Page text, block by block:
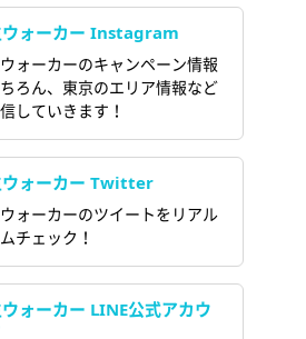
ウォーカー Instagram
ォーカーのキャンペーン情報
ろん、東京のエリア情報など
していきます！
ウォーカー Twitter
ォーカーのツイートをリアル
チェック！
ォーカー LINE公式アカウ